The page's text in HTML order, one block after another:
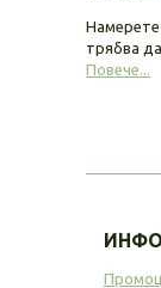
трябва
Повече...